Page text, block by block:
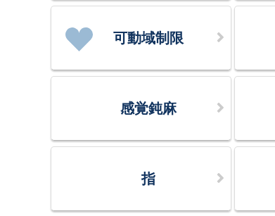
可動域制限
感覚鈍麻
指